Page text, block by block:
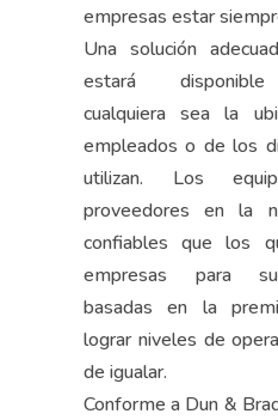
empresas estar
Una solución
estará
cualquiera sea la
empleados o de los
utilizan. Los
proveedores en la
confiables que los
empresas para
basadas en la
lograr niveles de
de igualar.
Conforme a Dun &